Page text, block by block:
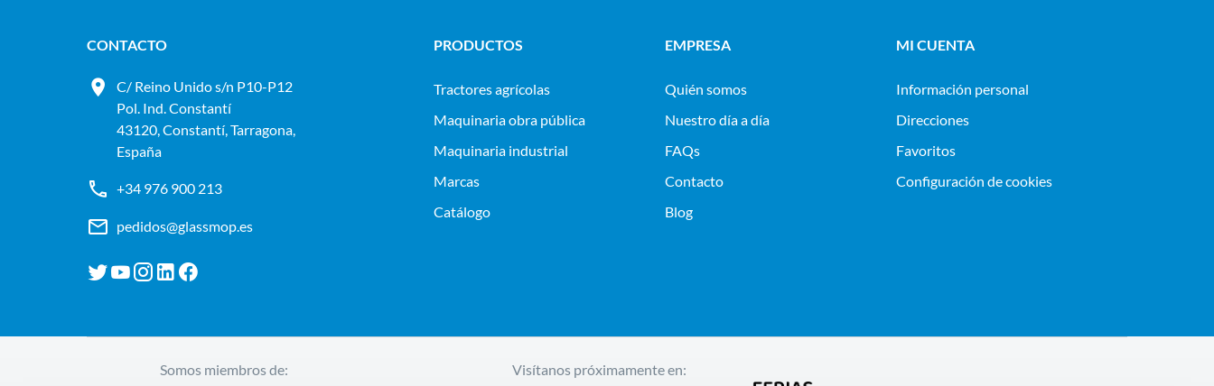
CONTACTO
C/ Reino Unido s/n P10-P12
Pol. Ind. Constantí
43120, Constantí, Tarragona,
España
+34 976 900 213
pedidos@glassmop.es
PRODUCTOS
tractores agrícolas
maquinaria obra pública
maquinaria industrial
Marcas
Catálogo
EMPRESA
Quién somos
Nuestro día a día
FAQs
Contacto
Blog
MI CUENTA
Información personal
Direcciones
Favoritos
Configuración de cookies
Somos miembros de: Visítanos próximamente en: